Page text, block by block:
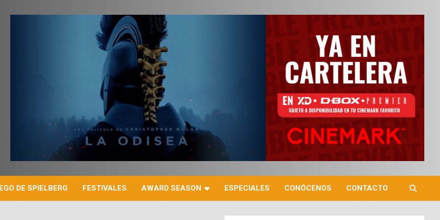
DE SPIELBERG FESTIVALES AWARD SEASON ESPECIALES CONÓCENOS CONTACTO